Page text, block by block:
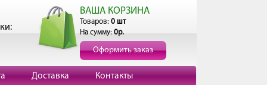
ВАША КОРЗИНА
Товаров: 0 шт
На сумму: 0р.
Оформить заказ
Доставка Контакты